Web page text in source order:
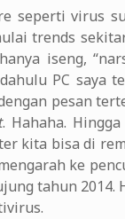
seperti virus
trends
iseng,
PC saya
pesan
. Hahaha.
kita bisa di
ke
tahun 2014.